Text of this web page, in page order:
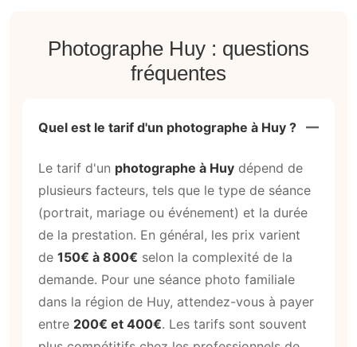
Photographe Huy : questions
fréquentes
Quel est le tarif d'un photographe à Huy ?
Le tarif d'un photographe à Huy dépend de
plusieurs facteurs, tels que le type de séance
(portrait, mariage ou événement) et la durée
de la prestation. En général, les prix varient
de 150€ à 800€ selon la complexité de la
demande. Pour une séance photo familiale
dans la région de Huy, attendez-vous à payer
entre 200€ et 400€. Les tarifs sont souvent